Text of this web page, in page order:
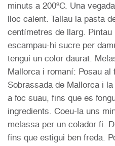
minuts a 200ºC. Una
lloc calent. Tallau la pasta
centímetres de llarg. Pintau
escampau-hi sucre per
tengui un color daurat.
Mallorca i romaní: Posau al
Sobrassada de Mallorca i
a foc suau, fins que es
ingredients. Coeu-la uns
melassa per un colador fi.
fins que estigui ben freda.